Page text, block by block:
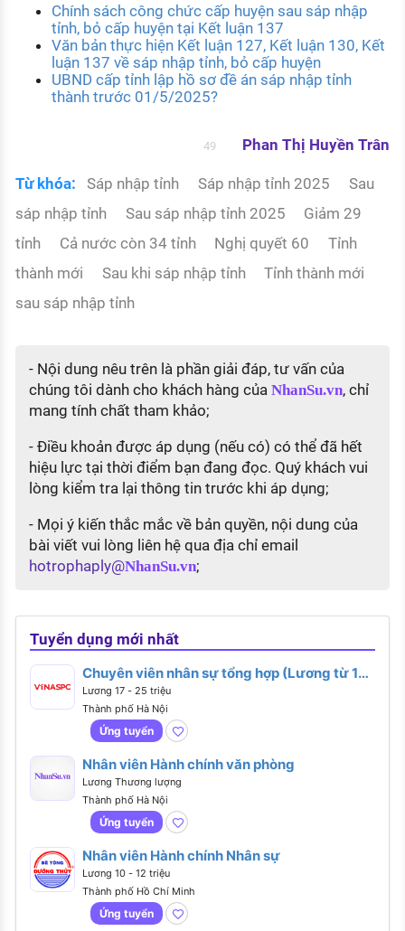
Chính sách công chức cấp huyện sau sáp nhập
tỉnh, bỏ cấp huyện tại Kết luận 137
Văn bản thực hiện Kết luận 127, Kết luận 130, Kết
luận 137 về sáp nhập tỉnh, bỏ cấp huyện
UBND cấp tỉnh lập hồ sơ đề án sáp nhập tỉnh
thành trước 01/5/2025?
49 Phan Thị Huyền Trân
Từ khóa: Sáp nhập tỉnh Sáp nhập tỉnh 2025
Sau
sáp nhập tỉnh
Sau sáp nhập tỉnh 2025
Giảm 29
tỉnh
Cả nước còn 34 tỉnh Nghị quyết 60
Tỉnh
thành mới
Sau khi sáp nhập tỉnh
Tỉnh thành mới
sau sáp nhập tỉnh
- Nội dung nêu trên là phần giải đáp, tư vấn của
chúng tôi dành cho khách hàng của NhanSu.vn, chỉ
mang tính chất tham khảo;
- Điều khoản được áp dụng (nếu có) có thể đã hết
hiệu lực tại thời điểm bạn đang đọc. Quý khách vui
lòng kiểm tra lại thông tin trước khi áp dụng;
- Mọi ý kiến thắc mắc về bản quyền, nội dung của
bài viết vui lòng liên hệ qua địa chỉ email
hotrophaply@NhanSu.vn;
Tuyển dụng mới nhất
Chuyên viên nhân sự tổng hợp (Lương từ 17 -
25 triệu)
Lương 17 - 25 triệu
Thành phố Hà Nội
Ứng tuyển
Nhân viên Hành chính văn phòng
Lương Thương lượng
Thành phố Hà Nội
Ứng tuyển
Nhân viên Hành chính Nhân sự
Lương 10 - 12 triệu
Thành phố Hồ Chí Minh
Ứng tuyển